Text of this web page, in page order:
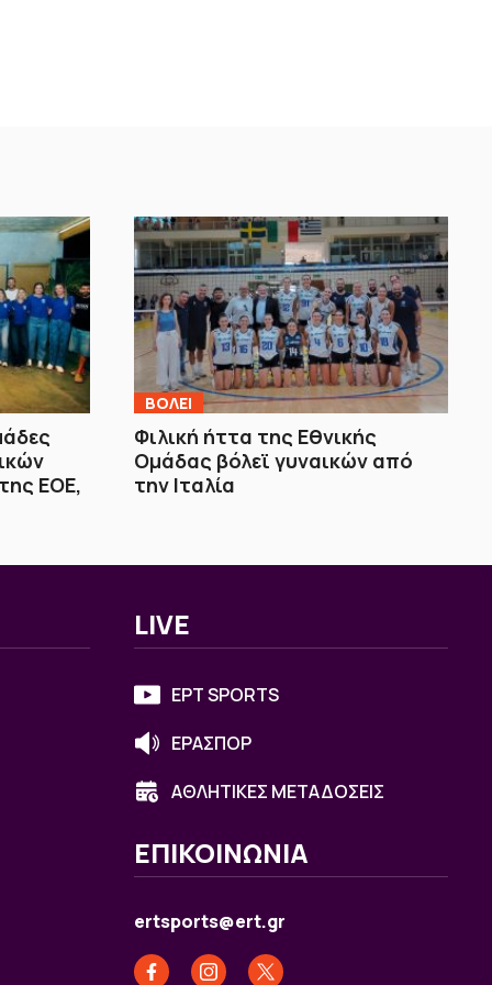
ΕΟΕ,
ΒOΛΕΙ
Φιλική ήττα της Εθνικής
Ομάδας βόλεϊ γυναικών από
την Ιταλία
LIVE
ΕΡΤ SPORTS
ΕΡΑΣΠΟΡ
ΑΘΛΗΤΙΚΕΣ ΜΕΤΑΔΟΣΕΙΣ
ΕΠΙΚΟΙΝΩΝΙΑ
ertsports@ert.gr